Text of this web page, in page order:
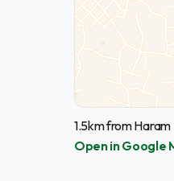
1.5km from Haram
Open in Google